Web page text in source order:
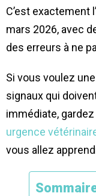
C’est exactement
mars 2026, avec
des erreurs à ne
Si vous voulez
signaux qui
immédiate,
urgence
vous allez